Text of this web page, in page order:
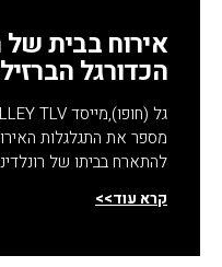
אירוח בבית של
הכדורגל
מספר את התגלגלות
להתארח בביתו של
קרא עוד>>